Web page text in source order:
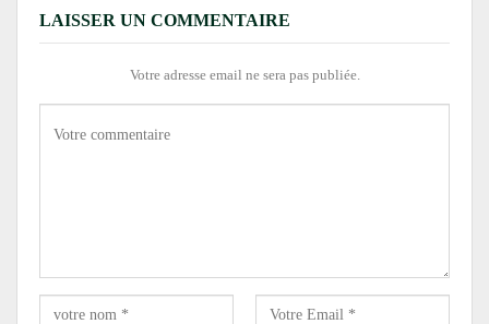
LAISSER UN COMMENTAIRE
Votre adresse email ne sera pas publiée.